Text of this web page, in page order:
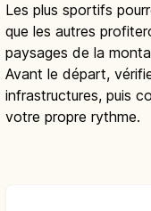
Les plus sportifs
que les autres
paysages de la
Avant le départ,
infrastructures, puis
votre propre rythme.